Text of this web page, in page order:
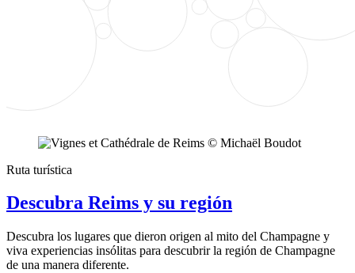
Ruta turística
Descubra Reims y su región
Descubra los lugares que dieron origen al mito del Champagne y
viva experiencias insólitas para descubrir la región de Champagne
de una manera diferente.